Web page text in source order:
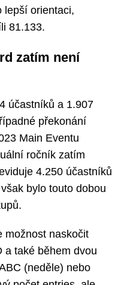
lepší orientaci,
81.133.
zatím není
účastníků a 1.907
překonání
Main Eventu
ročník zatím
4.250 účastníků
bylo touto dobou
možnost naskočit
a také během dvou
(neděle) nebo